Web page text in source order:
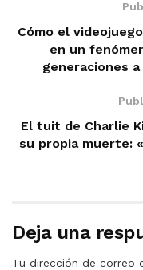
Cómo el
en un
generaciones
El tuit de Charlie
su propia muerte:
Deja una
Tu dirección de correo